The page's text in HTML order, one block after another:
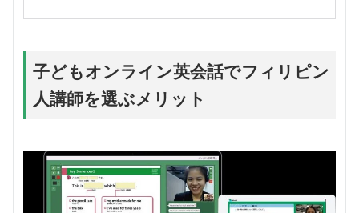
子どもオンライン英会話でフィリピン
人講師を選ぶメリット